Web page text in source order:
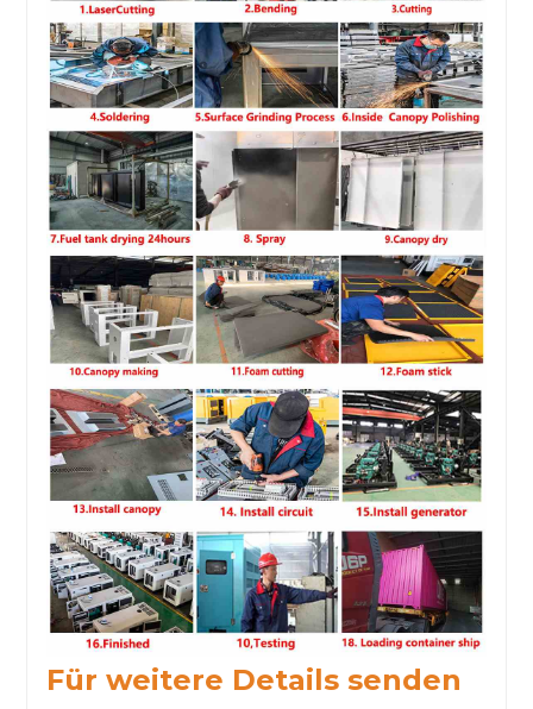
Für weitere Details senden